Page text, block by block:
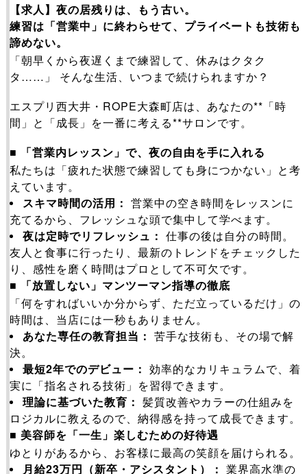
【求人】夜の居残りは、もう古い。
練習は「営業中」に終わらせて、プライベートも技術も
諦めない。
「朝早くから夜遅くまで練習して、休みはクタク
タ……」 そんな生活、いつまで続けられますか？
エスプリ西大井・ROPE大森町店は、あなたの**「時
間」と「成長」を一番に考える**サロンです。
■ 「営業内レッスン」で、夜の自由を手に入れる
私たちは「疲れた状態で練習しても身につかない」と考
えています。
スキマ時間の活用： 営業中の空き時間をレッスンに
充てるから、フレッシュな頭で集中して学べます。
夜は定時でリフレッシュ： 仕事の後は自分の時間。
友人と食事に行ったり、最新のトレンドをチェックした
り、感性を磨く時間はプロとして不可欠です。
■ 「放置しない」マンツーマン指導の徹底
「何をすればいいか分からず、ただ立っているだけ」の
時間は、当店には一秒もありません。
あなた専任の教育担当： 苦手な技術も、その場で解
決。
最短2年でのデビュー： 効率的なカリキュラムで、着
実に「指名される技術」を習得できます。
理論に基づいた教育： 髪質改善やカラーの仕組みを
ロジカルに教えるので、納得感を持って成長できます。
■ 美容師を「一生」楽しむための好待遇
ゆとりがあるから、お客様に最高の笑顔を届けられる。
月給23万円（新卒・アシスタント）： 業界高水準の